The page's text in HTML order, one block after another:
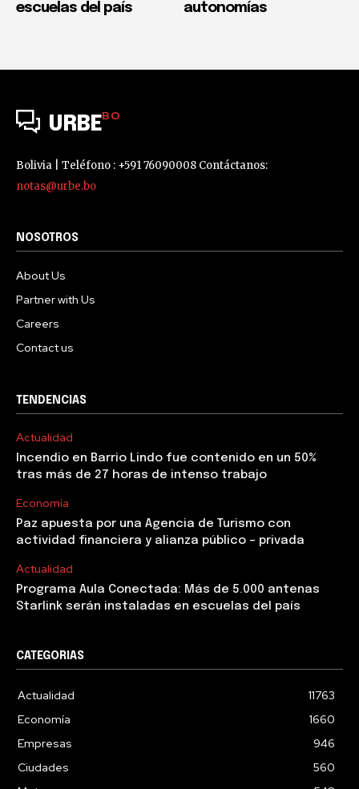
escuelas del país
autonomías
URBEBO
Bolivia | Teléfono : +591 76090008 Contáctanos:
notas@urbe.bo
NOSOTROS
About Us
Partner with Us
Careers
Contact us
TENDENCIAS
Actualidad
Incendio en Barrio Lindo fue contenido en un 50%
tras más de 27 horas de intenso trabajo
Economía
Paz apuesta por una Agencia de Turismo con
actividad financiera y alianza público – privada
Actualidad
Programa Aula Conectada: Más de 5.000 antenas
Starlink serán instaladas en escuelas del país
CATEGORIAS
Actualidad
11763
Economía
1660
Empresas
946
Ciudades
560